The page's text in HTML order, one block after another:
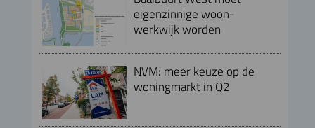
eigenzinnige woon-
werkwijk worden
NVM: meer keuze op de
woningmarkt in Q2